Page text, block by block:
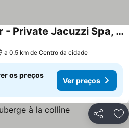
Cabane du Trappeur - Private Jacuzzi Spa, panoramic terrace & nature
a 0.5 km de Centro da cidade
os preços
Ver preços
Partilhar